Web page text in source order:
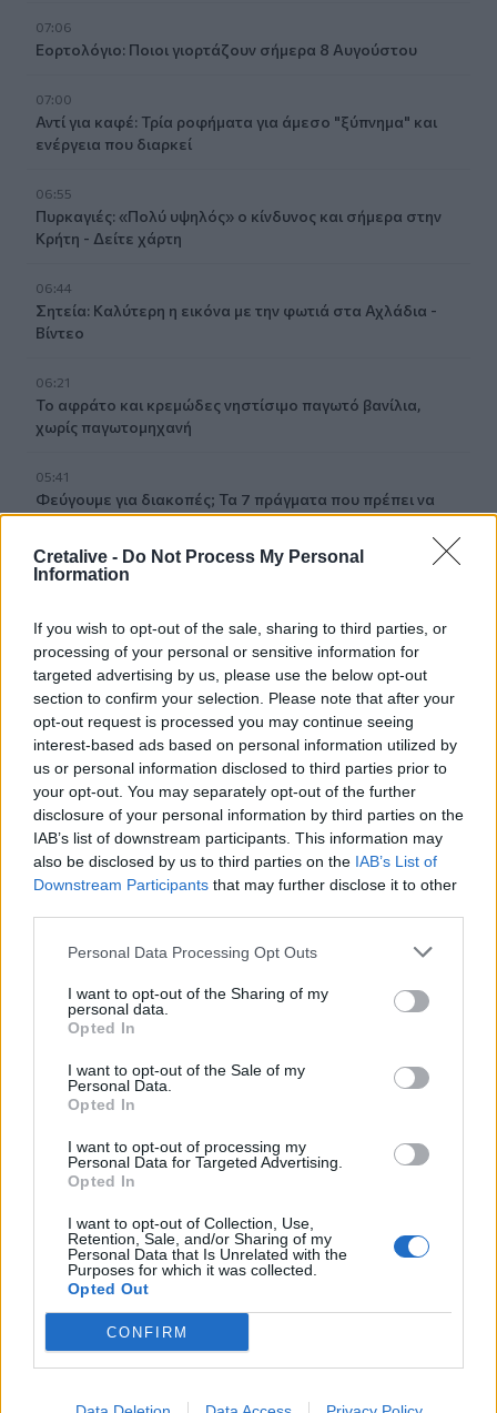
Cretalive - Do Not Process My Personal
Information
If you wish to opt-out of the sale, sharing to third parties, or
processing of your personal or sensitive information for
targeted advertising by us, please use the below opt-out
section to confirm your selection. Please note that after your
opt-out request is processed you may continue seeing
interest-based ads based on personal information utilized by
us or personal information disclosed to third parties prior to
your opt-out. You may separately opt-out of the further
disclosure of your personal information by third parties on the
IAB’s list of downstream participants. This information may
also be disclosed by us to third parties on the IAB’s List of
Downstream Participants that may further disclose it to other
Personal Data Processing Opt Outs
I want to opt-out of the Sharing of my
personal data.
Opted In
I want to opt-out of the Sale of my
Personal Data.
Opted In
I want to opt-out of processing my
Personal Data for Targeted Advertising.
Opted In
I want to opt-out of Collection, Use,
Retention, Sale, and/or Sharing of my
Personal Data that Is Unrelated with the
Purposes for which it was collected.
Opted Out
CONFIRM
07:06
Εορτολόγιο: Ποιοι γιορτάζουν σήμερα 8 Αυγούστου
07:00
Αντί για καφέ: Τρία ροφήματα για άμεσο "ξύπνημα" και
ενέργεια που διαρκεί
06:55
Πυρκαγιές: «Πολύ υψηλός» ο κίνδυνος και σήμερα στην
Κρήτη - Δείτε χάρτη
06:44
Σητεία: Καλύτερη η εικόνα με την φωτιά στα Αχλάδια -
Βίντεο
06:21
Το αφράτο και κρεμώδες νηστίσιμο παγωτό βανίλια,
χωρίς παγωτομηχανή
05:41
Φεύγουμε για διακοπές; Τα 7 πράγματα που πρέπει να
κάνουμε στο σπίτι πριν κλείσουμε την πόρτα
04:11
03:16
Οι ειδικοί εξηγούν: Το κλιματιστικό ρυθμίζει τη
θερμοκρασία, ο ανεμιστήρας οροφής αλλάζει την
αίσθηση
Αυξάνονται οι ενδείξεις για ζωή στον Άρη
01:30
Ειδικός λέει ποια φυτά να βάλεις στο μπαλκόνι σου το
00:31
το γλυκό αίμα, αλλά οι χημικές ενώσεις που εκπέμπουμε»
ΠΕΡΙΣΣΟΤΕΡΑ
ΣΧΕΤΙΚA AΡΘΡΑ
Στήριξη Τραμπ στον νέο πρόεδρο της Κολομβίας με
ΚΟΣΜΟΣ 07:36
πρόεδρο της Κολομβίας με